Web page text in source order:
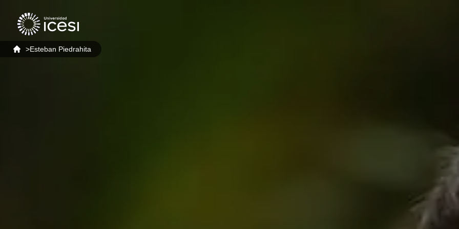
>Esteban Piedrahita